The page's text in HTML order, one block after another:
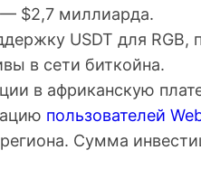
— $2,7 миллиарда.
USDT для RGB,
в сети биткойна.
в африканскую
пользователей
Сумма